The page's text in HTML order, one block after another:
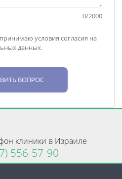
0/2000
условия согласия на
данных.
ВОПРОС
клиники в Израиле
556-57-90